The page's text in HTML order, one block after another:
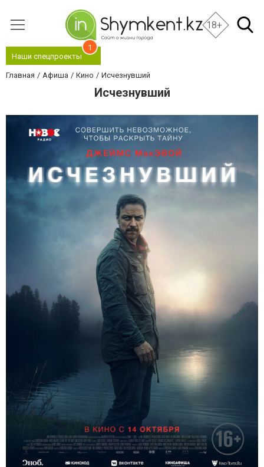
18+
Наши спецпроекты
1
Главная Афиша Кино Исчезнувший
Исчезнувший